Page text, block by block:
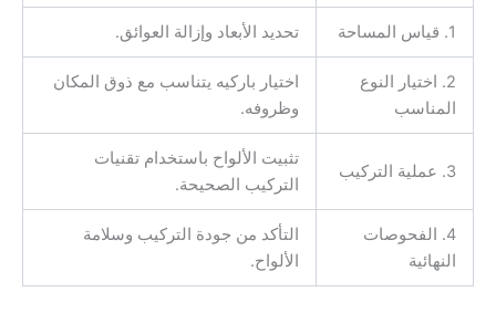
1. قياس المساحة تحديد الأبعاد وإزالة العوائق.
2. اختيار النوع
المناسب
اختيار باركيه يتناسب مع ذوق المكان
وظروفه.
3. عملية التركيب
تثبيت الألواح باستخدام تقنيات
التركيب الصحيحة.
4. الفحوصات
النهائية
التأكد من جودة التركيب وسلامة
الألواح.